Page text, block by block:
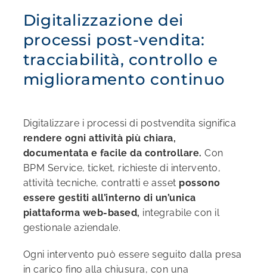
Digitalizzazione dei
processi post-vendita:
tracciabilità, controllo e
miglioramento continuo
Digitalizzare i processi di postvendita significa
rendere ogni attività più chiara,
documentata e facile da controllare. Con
BPM Service, ticket, richieste di intervento,
attività tecniche, contratti e asset possono
essere gestiti all’interno di un’unica
piattaforma web-based, integrabile con il
gestionale aziendale.
Ogni intervento può essere seguito dalla presa
in carico fino alla chiusura, con una